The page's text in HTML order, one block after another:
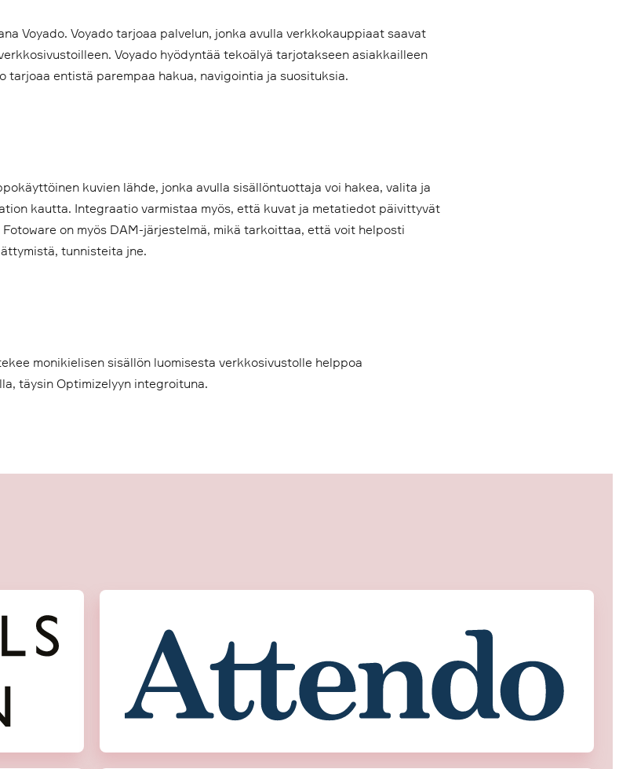
Voyado. Voyado tarjoaa palvelun, jonka avulla verkkokauppiaat saavat
Voyado hyödyntää tekoälyä tarjotakseen asiakkailleen
tarjoaa entistä parempaa hakua, navigointia ja suosituksia.
kuvien lähde, jonka avulla sisällöntuottaja voi hakea, valita ja
kautta. Integraatio varmistaa myös, että kuvat ja metatiedot päivittyvät
on myös DAM-järjestelmä, mikä tarkoittaa, että voit helposti
tunnisteita jne.
monikielisen sisällön luomisesta verkkosivustolle helppoa
täysin Optimizelyyn integroituna.